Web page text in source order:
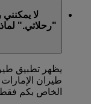
لا
"رحلاتي."
يظهر تطبيق
طيران
الخاص بكم